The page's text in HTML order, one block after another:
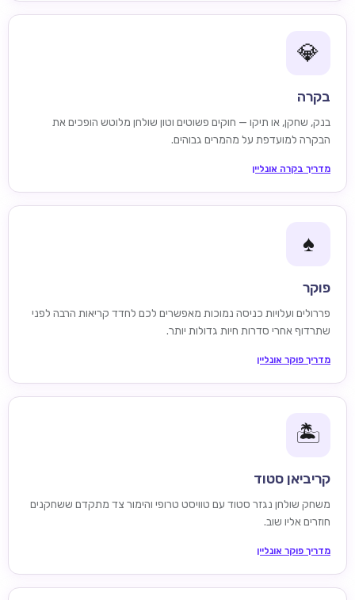
💎
בקרה
בנק, שחקן, או תיקו — חוקים פשוטים וטון שולחן מלוטש הופכים את
הבקרה למועדפת על מהמרים גבוהים.
מדריך בקרה אונליין
♠️
פוקר
פררולים ועלויות כניסה נמוכות מאפשרים לכם לחדד קריאות הרבה לפני
שתרדוף אחרי סדרות חיות גדולות יותר.
מדריך פוקר אונליין
🏝️
קריביאן סטוד
משחק שולחן נגזר סטוד עם טוויסט טרופי והימור צד מתקדם ששחקנים
חוזרים אליו שוב.
מדריך פוקר אונליין